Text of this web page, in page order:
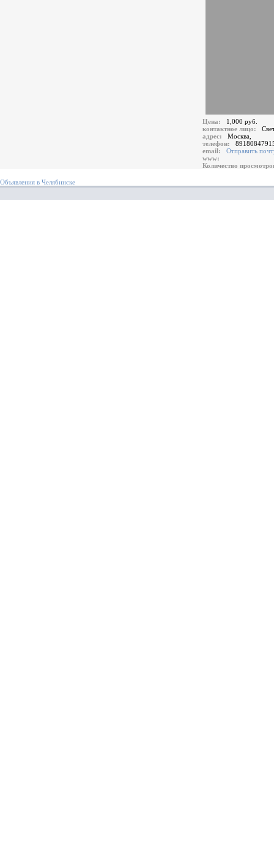
Цена:
1,000 руб.
контактное лицо:
адрес:
Москва,
телефон:
email:
Отправить
www:
Количество
Объявления в Челябинске